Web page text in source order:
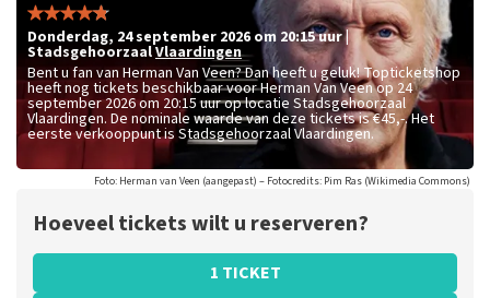
donderdag, 24 september 2026 om 20:15uur|
StadsgehoorzaalVlaardingen
Bent u fan van Herman Van Veen? Dan heeft u geluk! Topticketshop
heeft nog tickets beschikbaar voor Herman Van Veen op 24
september 2026 om 20:15 uur op locatie Stadsgehoorzaal
Vlaardingen. De nominale waarde van deze tickets is€45,-. Het
eerste verkooppunt is Stadsgehoorzaal Vlaardingen.
Foto: Herman van Veen (aangepast) – Fotocredits: Pim Ras (Wikimedia Commons)
Hoeveel tickets wilt u reserveren?
1 TICKET